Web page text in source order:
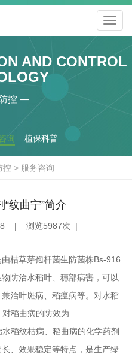
AND CONTROL
控 —
询 植保科普
控 > 服务咨询
纹曲宁”简介
08 | 浏览5987次 |
由枯草芽孢杆菌生防菌株Bs-916
防治水稻叶、穗部病害，可以
治叶斑病、稻瘟病等。对水稻
稻曲病的防效为
稻纹枯病、稻曲病的化学药剂
、效果稳定等特点，是生产绿